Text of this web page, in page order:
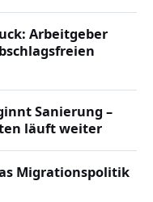
Arbeitgeber
Sanierung –
läuft weiter
Migrationspolitik